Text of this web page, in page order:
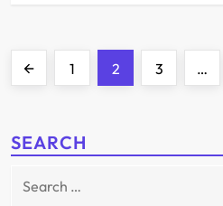
P
s
PreviousPage
1 Page
2 Page
3 …
SEARCH
Search